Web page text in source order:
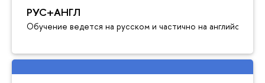
РУС+АНГЛ
Обучение ведется на русском и частично на английском